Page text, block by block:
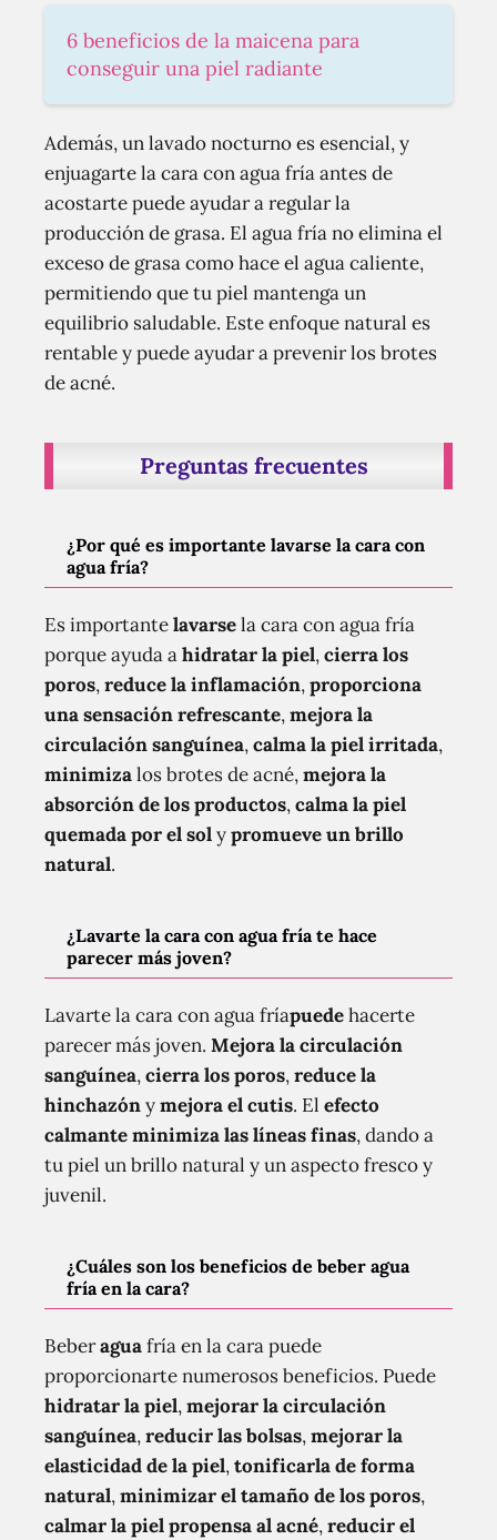
6 beneficios de la maicena para
conseguir una piel radiante
Además, un lavado nocturno es esencial, y
enjuagarte la cara con agua fría antes de
acostarte puede ayudar a regular la
producción de grasa. El agua fría no elimina el
exceso de grasa como hace el agua caliente,
permitiendo que tu piel mantenga un
equilibrio saludable. Este enfoque natural es
rentable y puede ayudar a prevenir los brotes
de acné.
Preguntas frecuentes
¿Por qué es importante lavarse la cara con
agua fría?
Es importantelavarsela cara con agua fría
porque ayuda ahidratar la piel,cierra los
poros,reduce la inflamación,proporciona
una sensación refrescante,mejora la
circulación sanguínea,calma la piel irritada,
minimizalos brotes de acné,mejora la
absorción de los productos,calma la piel
quemada por el solypromueve un brillo
natural.
¿Lavarte la cara con agua fría te hace
parecer más joven?
Lavarte la cara con agua fríapuedehacerte
parecer más joven. Mejora la circulación
sanguínea,cierra los poros,reduce la
hinchazónymejora el cutis. El efecto
calmante minimiza las líneas finas, dando a
tu piel un brillo natural y un aspecto fresco y
juvenil.
¿Cuáles son los beneficios de beber agua
fría en la cara?
Beberaguafría en la cara puede
proporcionarte numerosos beneficios. Puede
hidratar la piel,mejorar la circulación
sanguínea,reducir las bolsas,mejorar la
elasticidad de la piel,tonificarla de forma
natural,minimizar el tamaño de los poros,
calmar la piel propensa al acné,reducir el